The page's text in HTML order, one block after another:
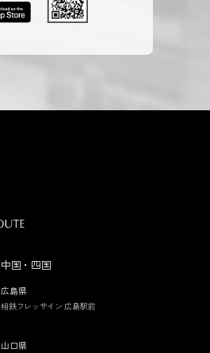
中国・四国
広島県
相鉄フレッサイン 広島駅前
山口県